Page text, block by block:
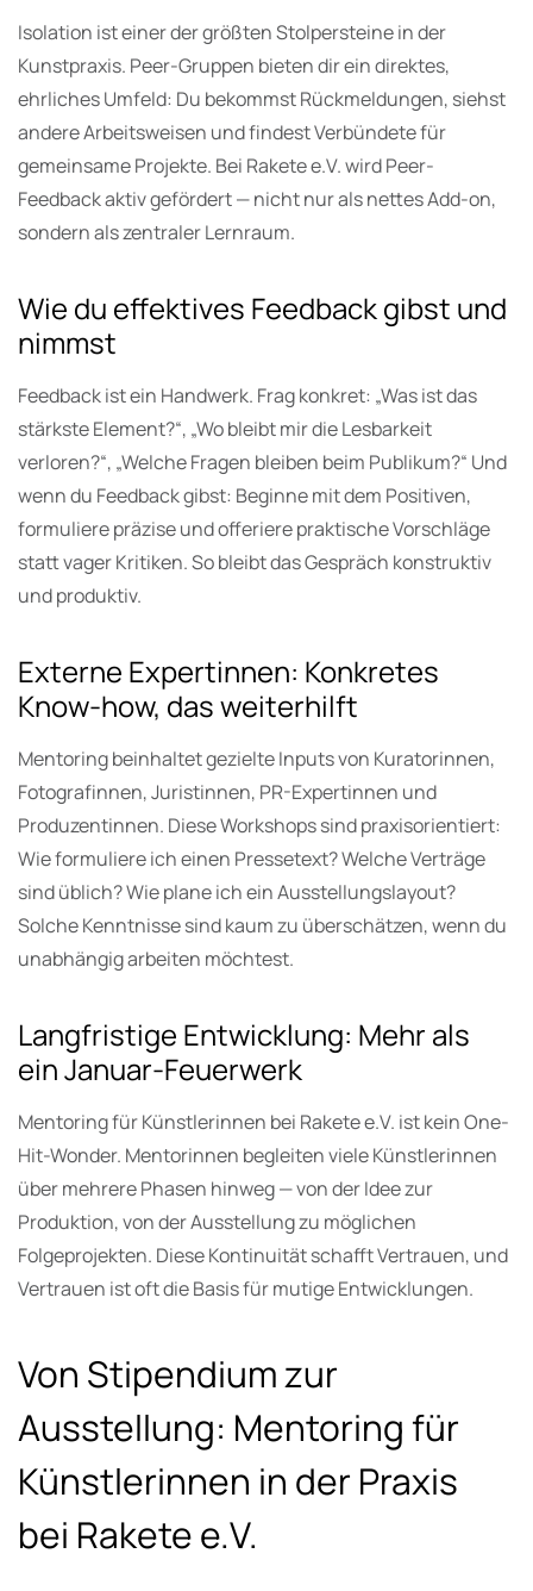
Isolation ist einer der größten Stolpersteine in der
Kunstpraxis. Peer-Gruppen bieten dir ein direktes,
ehrliches Umfeld: Du bekommst Rückmeldungen, siehst
andere Arbeitsweisen und findest Verbündete für
gemeinsame Projekte. Bei Rakete e.V. wird Peer-
Feedback aktiv gefördert — nicht nur als nettes Add-on,
sondern als zentraler Lernraum.
Wie du effektives Feedback gibst und
nimmst
Feedback ist ein Handwerk. Frag konkret: „Was ist das
stärkste Element?“, „Wo bleibt mir die Lesbarkeit
verloren?“, „Welche Fragen bleiben beim Publikum?“ Und
wenn du Feedback gibst: Beginne mit dem Positiven,
formuliere präzise und offeriere praktische Vorschläge
statt vager Kritiken. So bleibt das Gespräch konstruktiv
und produktiv.
Externe Expertinnen: Konkretes
Know-how, das weiterhilft
Mentoring beinhaltet gezielte Inputs von Kuratorinnen,
Fotografinnen, Juristinnen, PR-Expertinnen und
Produzentinnen. Diese Workshops sind praxisorientiert:
Wie formuliere ich einen Pressetext? Welche Verträge
sind üblich? Wie plane ich ein Ausstellungslayout?
Solche Kenntnisse sind kaum zu überschätzen, wenn du
unabhängig arbeiten möchtest.
Langfristige Entwicklung: Mehr als
ein Januar-Feuerwerk
Mentoring für Künstlerinnen bei Rakete e.V. ist kein One-
Hit-Wonder. Mentorinnen begleiten viele Künstlerinnen
über mehrere Phasen hinweg — von der Idee zur
Produktion, von der Ausstellung zu möglichen
Folgeprojekten. Diese Kontinuität schafft Vertrauen, und
Vertrauen ist oft die Basis für mutige Entwicklungen.
Von Stipendium zur
Ausstellung: Mentoring für
Künstlerinnen in der Praxis
bei Rakete e.V.